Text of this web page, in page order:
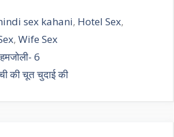
sex kahani, Hotel Sex,
, Wife Sex
6
की चूत चुदाई की